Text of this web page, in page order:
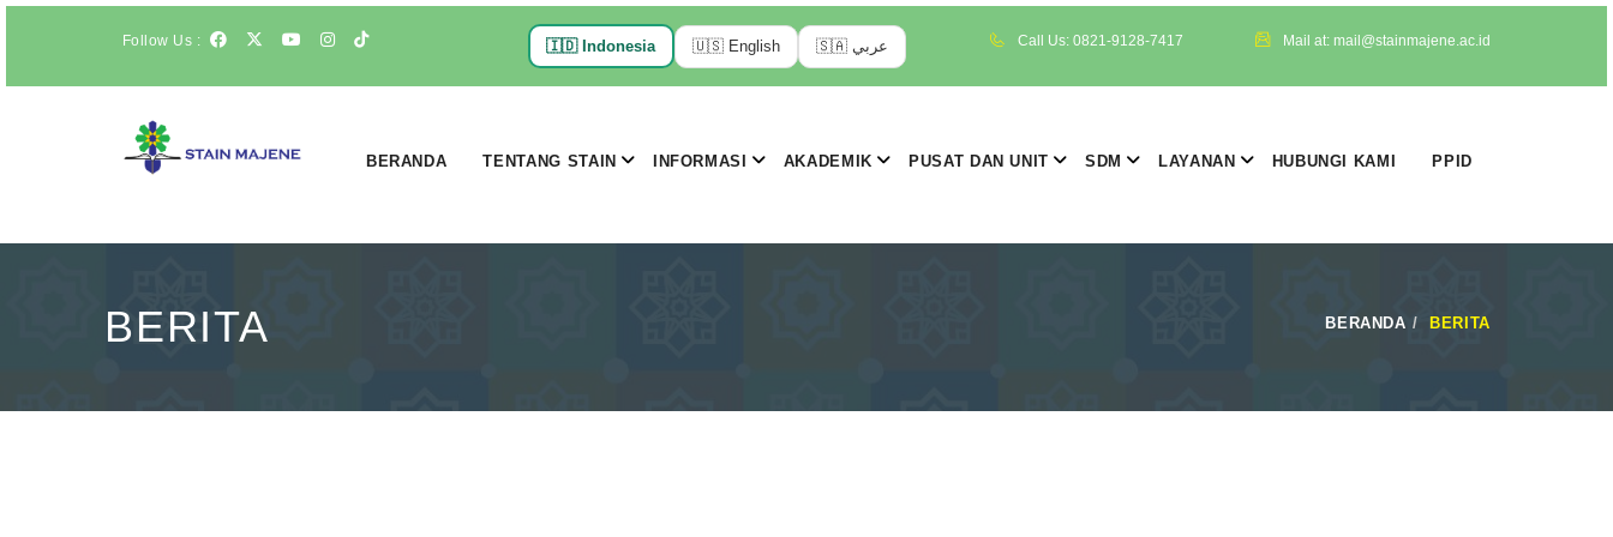
Follow Us : 🇮🇩Indonesia 🇺🇸English 🇸🇦 عربي Call Us: 0821-9128-7417 Mail at: mail@stainmajene.ac.id
BERANDA TENTANG STAIN INFORMASI AKADEMIK PUSAT DAN UNIT SDM LAYANAN HUBUNGI KAMI PPID
BERITA BERANDA BERITA